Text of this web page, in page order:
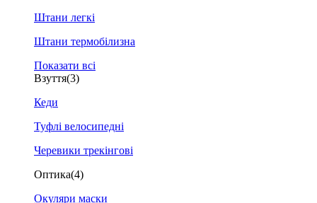
Штани легкі
Штани термобілизна
Показати всі
Взуття(3)
Кеди
Туфлі велосипедні
Черевики трекінгові
Оптика(4)
Окуляри маски